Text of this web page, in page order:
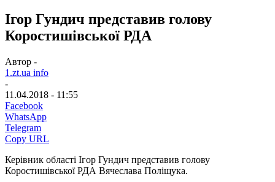
Ігор Гундич представив голову
Коростишівської РДА
Автор -
1.zt.ua info
-
11.04.2018 - 11:55
Facebook
WhatsApp
Telegram
Copy URL
Керівник області Ігор Гундич представив голову
Коростишівської РДА Вячеслава Поліщука.